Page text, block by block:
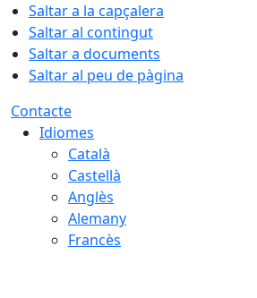
Saltar a la capçalera
Saltar al contingut
Saltar a documents
Saltar al peu de pàgina
Contacte
Idiomes
Català
Castellà
Anglès
Alemany
Francès